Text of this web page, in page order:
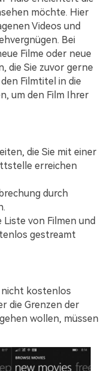
möchte. Hier
Videos und
Bei
Filme oder neue
die Sie zuvor gerne
Filmtitel in die
um den Film Ihrer
die Sie mit einer
erreichen
durch
von Filmen und
gestreamt
nicht kostenlos
die Grenzen der
wollen, müssen